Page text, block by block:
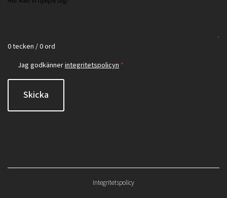
0 tecken / 0 ord
Jag godkännerintegritetspolicyn *
Skicka
Integritetspolicy